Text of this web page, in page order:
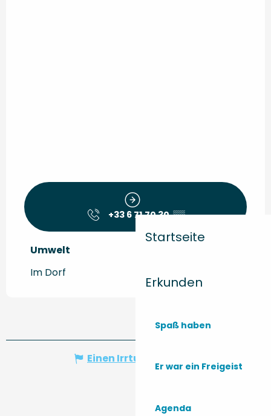
Startseite
Erkunden
Spaß haben
Er war ein Freigeist
Agenda
+33 6 71 70 30▒▒
Umwelt
Umwelt
Im Dorf
Einen Irrtum angeben